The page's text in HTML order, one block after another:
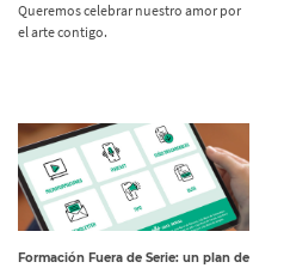
Queremos celebrar nuestro amor por
el arte contigo.
Formación Fuera de Serie: un plan de